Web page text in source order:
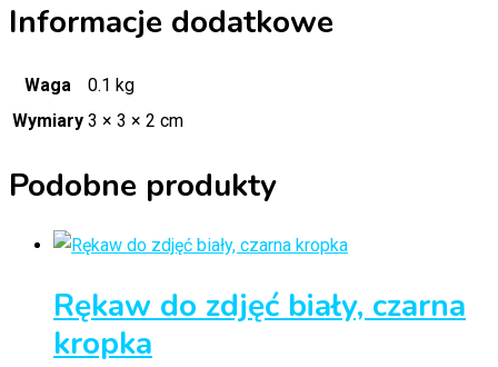
Informacje dodatkowe
Waga
0.1 kg
Wymiary 3 × 3 × 2 cm
Podobne produkty
Rękaw do zdjęć biały, czarna
kropka